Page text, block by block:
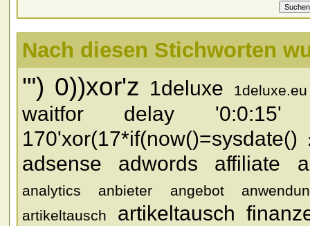
Nach diesen Stichworten
'") 0))xor'z 1deluxe 1deluxe.eu
waitfor delay
170'xor(17*if(now()=sysdate()
adsense adwords affiliate
analytics anbieter angebot
artikeltausch
artikeltausch